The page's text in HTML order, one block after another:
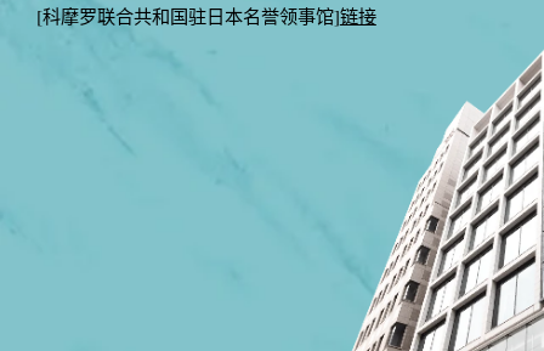
[科摩罗联合共和国驻日本名誉领事馆]链接